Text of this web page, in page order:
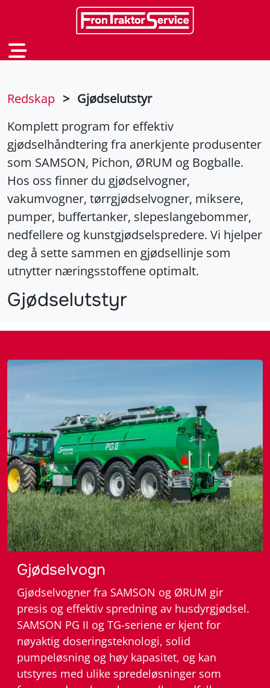
Redskap > Gjødselutstyr
Komplett program for effektiv
gjødselhåndtering fra anerkjente produsenter
som SAMSON, Pichon, ØRUM og Bogballe.
Hos oss finner du gjødselvogner,
vakumvogner, tørrgjødselvogner, miksere,
pumper, buffertanker, slepeslangebommer,
nedfellere og kunstgjødselspredere. Vi hjelper
deg å sette sammen en gjødsellinje som
utnytter næringsstoffene optimalt.
Gjødselutstyr
Gjødselvogn
Gjødselvogner fra SAMSON og ØRUM gir
presis og effektiv spredning av husdyrgjødsel.
SAMSON PG II og TG-seriene er kjent for
nøyaktig doseringsteknologi, solid
pumpeløsning og høy kapasitet, og kan
utstyres med ulike spredeløsninger som